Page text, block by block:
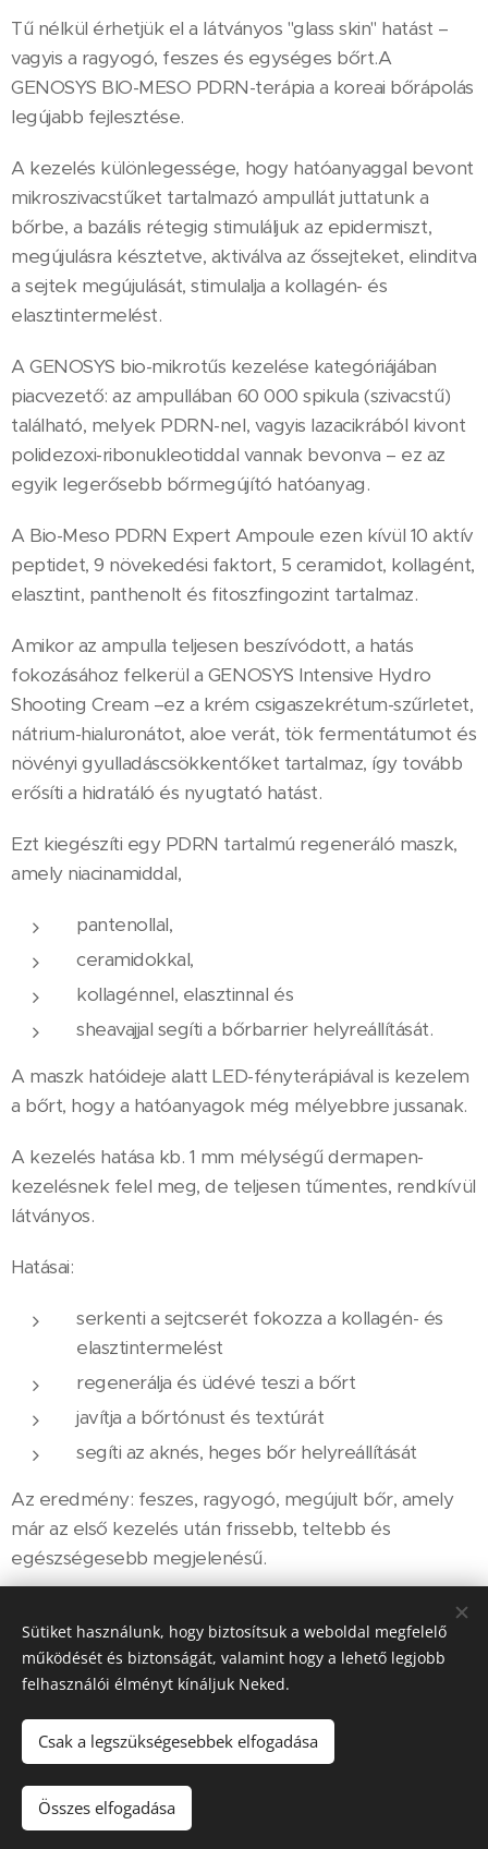
Tű nélkül érhetjük el a látványos "glass skin" hatást –
vagyis a ragyogó, feszes és egységes bőrt.A
GENOSYS BIO-MESO PDRN-terápia a koreai bőrápolás
legújabb fejlesztése.
A kezelés különlegessége, hogy hatóanyaggal bevont
mikroszivacstűket tartalmazó ampullát juttatunk a
bőrbe, a bazális rétegig stimuláljuk az epidermiszt,
megújulásra késztetve, aktiválva az őssejteket, elinditva
a sejtek megújulását, stimulalja a kollagén- és
elasztintermelést.
A GENOSYS bio-mikrotűs kezelése kategóriájában
piacvezető: az ampullában 60 000 spikula (szivacstű)
található, melyek PDRN-nel, vagyis lazacikrából kivont
polidezoxi-ribonukleotiddal vannak bevonva – ez az
egyik legerősebb bőrmegújító hatóanyag.
A Bio-Meso PDRN Expert Ampoule ezen kívül 10 aktív
peptidet, 9 növekedési faktort, 5 ceramidot, kollagént,
elasztint, panthenolt és fitoszfingozint tartalmaz.
Amikor az ampulla teljesen beszívódott, a hatás
fokozásához felkerül a GENOSYS Intensive Hydro
Shooting Cream –ez a krém csigaszekrétum-szűrletet,
nátrium-hialuronátot, aloe verát, tök fermentátumot és
növényi gyulladáscsökkentőket tartalmaz, így tovább
erősíti a hidratáló és nyugtató hatást.
Ezt kiegészíti egy PDRN tartalmú regeneráló maszk,
amely niacinamiddal,
pantenollal,
ceramidokkal,
kollagénnel, elasztinnal és
sheavajjal segíti a bőrbarrier helyreállítását.
A maszk hatóideje alatt LED-fényterápiával is kezelem
a bőrt, hogy a hatóanyagok még mélyebbre jussanak.
A kezelés hatása kb. 1 mm mélységű dermapen-
kezelésnek felel meg, de teljesen tűmentes, rendkívül
látványos.
Hatásai:
serkenti a sejtcserét fokozza a kollagén- és
elasztintermelést
regenerálja és üdévé teszi a bőrt
javítja a bőrtónust és textúrát
segíti az aknés, heges bőr helyreállítását
Az eredmény: feszes, ragyogó, megújult bőr, amely
már az első kezelés után frissebb, teltebb és
egészségesebb megjelenésű.
maszk kezeléssel
45 000 Ft, kúraszerűen ajánlott, 4 hetente, 4
alkalommal.
Az oldalt a Webnode
Sütiket használunk, hogy biztosítsuk a weboldal megfelelő
működését és biztonságát, valamint hogy a lehető legjobb
felhasználói élményt kínáljuk Neked.
Csak a legszükségesebbek elfogadása
Összes elfogadása